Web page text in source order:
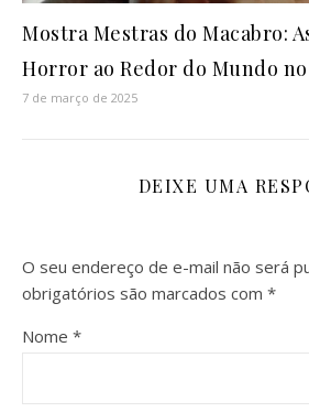
Mostra Mestras do Macabro:
Horror ao Redor do Mundo no
7 de março de 2025
DEIXE UMA
O seu endereço de e-mail não será
obrigatórios são marcados com *
Nome *